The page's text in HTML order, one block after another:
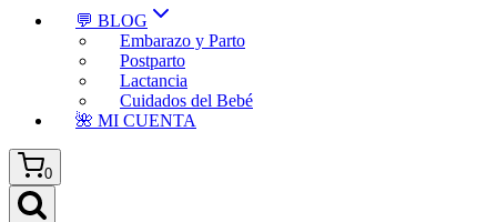
💬 BLOG
Embarazo y Parto
Postparto
Lactancia
Cuidados del Bebé
🌺 MI CUENTA
0